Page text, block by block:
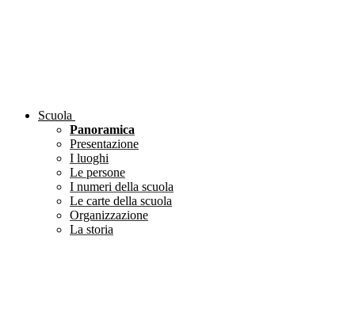
Scuola
Panoramica
Presentazione
I luoghi
Le persone
I numeri della scuola
Le carte della scuola
Organizzazione
La storia